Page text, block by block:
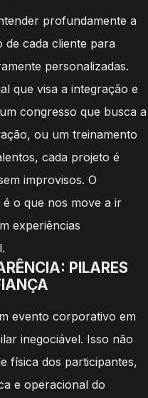
profundamente a
cada cliente para
personalizadas.
que visa a integração e
congresso que busca a
ou um treinamento
cada projeto é
improvisos. O
o que nos move a ir
experiências
PILARES
evento corporativo em
inegociável. Isso não
física dos participantes,
e operacional do